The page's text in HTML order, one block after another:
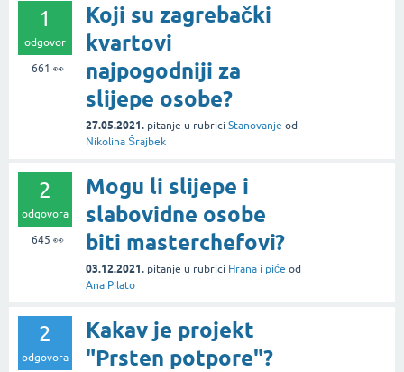
1
odgovor
661 👀
Koji su zagrebački
kvartovi
najpogodniji za
slijepe osobe?
27.05.2021. pitanje u rubrici Stanovanje od
Nikolina Šrajbek
2
odgovora
645 👀
Mogu li slijepe i
slabovidne osobe
biti masterchefovi?
03.12.2021. pitanje u rubrici Hrana i piće od
Ana Pilato
2
odgovora
Kakav je projekt
"Prsten potpore"?